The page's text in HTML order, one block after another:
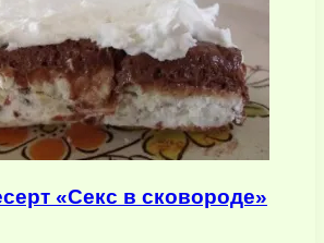
«Секс в сковороде»